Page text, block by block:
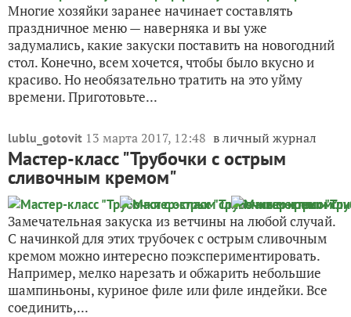
Многие хозяйки заранее начинает составлять
праздничное меню — наверняка и вы уже
задумались, какие закуски поставить на новогодний
стол. Конечно, всем хочется, чтобы было вкусно и
красиво. Но необязательно тратить на это уйму
времени. Приготовьте...
lublu_gotovit 13 марта 2017, 12:48 в личный журнал
Мастер-класс "Трубочки с острым
сливочным кремом"
Замечательная закуска из ветчины на любой случай.
С начинкой для этих трубочек с острым сливочным
кремом можно интересно поэкспериментировать.
Например, мелко нарезать и обжарить небольшие
шампиньоны, куриное филе или филе индейки. Все
соединить,...